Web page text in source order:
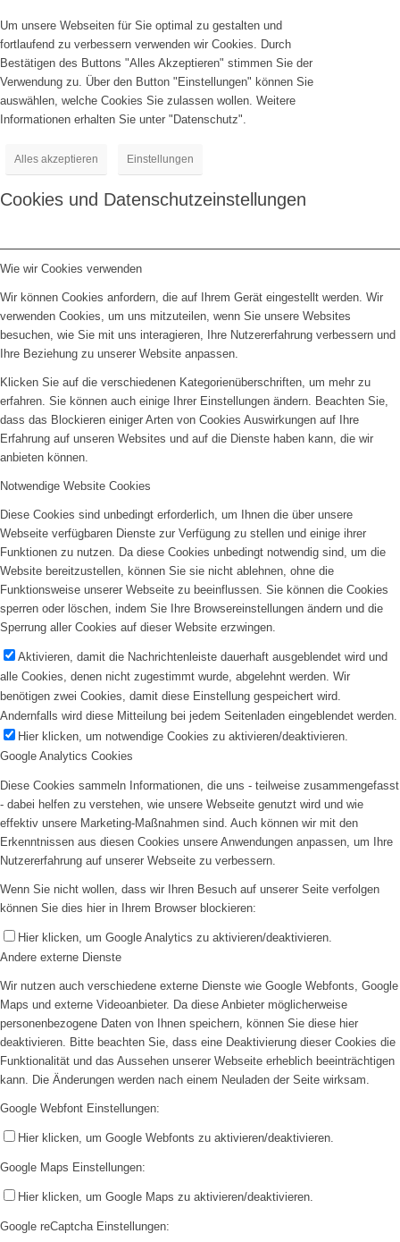
Um unsere Webseiten für Sie optimal zu gestalten und
fortlaufend zu verbessern verwenden wir Cookies. Durch
Bestätigen des Buttons "Alles Akzeptieren" stimmen Sie der
Verwendung zu. Über den Button "Einstellungen" können Sie
auswählen, welche Cookies Sie zulassen wollen. Weitere
Informationen erhalten Sie unter "Datenschutz".
Alles akzeptieren Einstellungen
Cookies und Datenschutzeinstellungen
Wie wir Cookies verwenden
Wir können Cookies anfordern, die auf Ihrem Gerät eingestellt werden. Wir
verwenden Cookies, um uns mitzuteilen, wenn Sie unsere Websites
besuchen, wie Sie mit uns interagieren, Ihre Nutzererfahrung verbessern und
Ihre Beziehung zu unserer Website anpassen.
Klicken Sie auf die verschiedenen Kategorienüberschriften, um mehr zu
erfahren. Sie können auch einige Ihrer Einstellungen ändern. Beachten Sie,
dass das Blockieren einiger Arten von Cookies Auswirkungen auf Ihre
Erfahrung auf unseren Websites und auf die Dienste haben kann, die wir
anbieten können.
Notwendige Website Cookies
Diese Cookies sind unbedingt erforderlich, um Ihnen die über unsere
Webseite verfügbaren Dienste zur Verfügung zu stellen und einige ihrer
Funktionen zu nutzen. Da diese Cookies unbedingt notwendig sind, um die
Website bereitzustellen, können Sie sie nicht ablehnen, ohne die
Funktionsweise unserer Webseite zu beeinflussen. Sie können die Cookies
sperren oder löschen, indem Sie Ihre Browsereinstellungen ändern und die
Sperrung aller Cookies auf dieser Website erzwingen.
Aktivieren, damit die Nachrichtenleiste dauerhaft ausgeblendet wird und
alle Cookies, denen nicht zugestimmt wurde, abgelehnt werden. Wir
benötigen zwei Cookies, damit diese Einstellung gespeichert wird.
Andernfalls wird diese Mitteilung bei jedem Seitenladen eingeblendet werden.
Hier klicken, um notwendige Cookies zu aktivieren/deaktivieren.
Google Analytics Cookies
Diese Cookies sammeln Informationen, die uns - teilweise zusammengefasst
- dabei helfen zu verstehen, wie unsere Webseite genutzt wird und wie
effektiv unsere Marketing-Maßnahmen sind. Auch können wir mit den
Erkenntnissen aus diesen Cookies unsere Anwendungen anpassen, um Ihre
Nutzererfahrung auf unserer Webseite zu verbessern.
Wenn Sie nicht wollen, dass wir Ihren Besuch auf unserer Seite verfolgen
können Sie dies hier in Ihrem Browser blockieren:
Hier klicken, um Google Analytics zu aktivieren/deaktivieren.
Andere externe Dienste
Wir nutzen auch verschiedene externe Dienste wie Google Webfonts, Google
Maps und externe Videoanbieter. Da diese Anbieter möglicherweise
personenbezogene Daten von Ihnen speichern, können Sie diese hier
deaktivieren. Bitte beachten Sie, dass eine Deaktivierung dieser Cookies die
Funktionalität und das Aussehen unserer Webseite erheblich beeinträchtigen
kann. Die Änderungen werden nach einem Neuladen der Seite wirksam.
Google Webfont Einstellungen:
Hier klicken, um Google Webfonts zu aktivieren/deaktivieren.
Google Maps Einstellungen:
Hier klicken, um Google Maps zu aktivieren/deaktivieren.
Google reCaptcha Einstellungen: